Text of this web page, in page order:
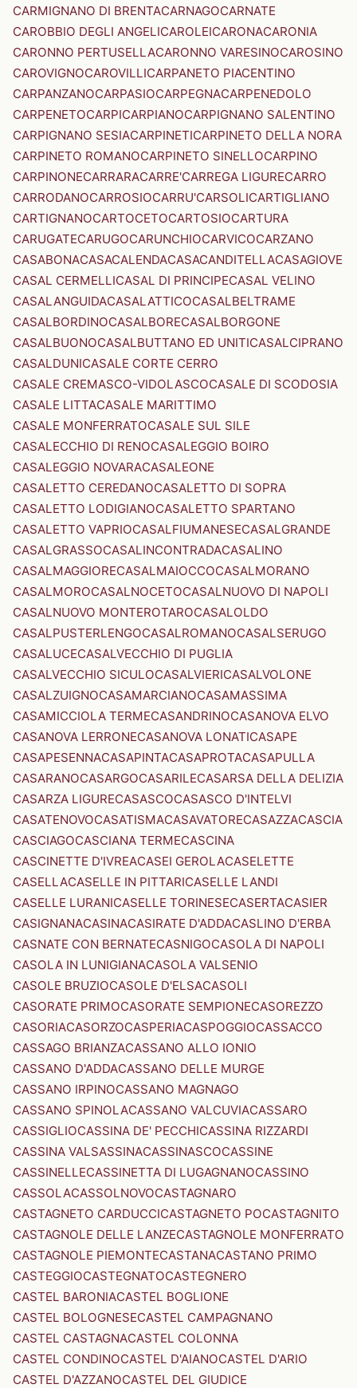
CARMIGNANO DI BRENTACARNAGOCARNATE
CAROBBIO DEGLI ANGELICAROLEICARONACARONIA
CARONNO PERTUSELLACARONNO VARESINOCAROSINO
CAROVIGNOCAROVILLICARPANETO PIACENTINO
CARPANZANOCARPASIOCARPEGNACARPENEDOLO
CARPENETOCARPICARPIANOCARPIGNANO SALENTINO
CARPIGNANO SESIACARPINETICARPINETO DELLA NORA
CARPINETO ROMANOCARPINETO SINELLOCARPINO
CARPINONECARRARACARRE'CARREGA LIGURECARRO
CARRODANOCARROSIOCARRU'CARSOLICARTIGLIANO
CARTIGNANOCARTOCETOCARTOSIOCARTURA
CARUGATECARUGOCARUNCHIOCARVICOCARZANO
CASABONACASACALENDACASACANDITELLACASAGIOVE
CASAL CERMELLICASAL DI PRINCIPECASAL VELINO
CASALANGUIDACASALATTICOCASALBELTRAME
CASALBORDINOCASALBORECASALBORGONE
CASALBUONOCASALBUTTANO ED UNITICASALCIPRANO
CASALDUNICASALE CORTE CERRO
CASALE CREMASCO-VIDOLASCOCASALE DI SCODOSIA
CASALE LITTACASALE MARITTIMO
CASALE MONFERRATOCASALE SUL SILE
CASALECCHIO DI RENOCASALEGGIO BOIRO
CASALEGGIO NOVARACASALEONE
CASALETTO CEREDANOCASALETTO DI SOPRA
CASALETTO LODIGIANOCASALETTO SPARTANO
CASALETTO VAPRIOCASALFIUMANESECASALGRANDE
CASALGRASSOCASALINCONTRADACASALINO
CASALMAGGIORECASALMAIOCCOCASALMORANO
CASALMOROCASALNOCETOCASALNUOVO DI NAPOLI
CASALNUOVO MONTEROTAROCASALOLDO
CASALPUSTERLENGOCASALROMANOCASALSERUGO
CASALUCECASALVECCHIO DI PUGLIA
CASALVECCHIO SICULOCASALVIERICASALVOLONE
CASALZUIGNOCASAMARCIANOCASAMASSIMA
CASAMICCIOLA TERMECASANDRINOCASANOVA ELVO
CASANOVA LERRONECASANOVA LONATICASAPE
CASAPESENNACASAPINTACASAPROTACASAPULLA
CASARANOCASARGOCASARILECASARSA DELLA DELIZIA
CASARZA LIGURECASASCOCASASCO D'INTELVI
CASATENOVOCASATISMACASAVATORECASAZZACASCIA
CASCIAGOCASCIANA TERMECASCINA
CASCINETTE D'IVREACASEI GEROLACASELETTE
CASELLACASELLE IN PITTARICASELLE LANDI
CASELLE LURANICASELLE TORINESECASERTACASIER
CASIGNANACASINACASIRATE D'ADDACASLINO D'ERBA
CASNATE CON BERNATECASNIGOCASOLA DI NAPOLI
CASOLA IN LUNIGIANACASOLA VALSENIO
CASOLE BRUZIOCASOLE D'ELSACASOLI
CASORATE PRIMOCASORATE SEMPIONECASOREZZO
CASORIACASORZOCASPERIACASPOGGIOCASSACCO
CASSAGO BRIANZACASSANO ALLO IONIO
CASSANO D'ADDACASSANO DELLE MURGE
CASSANO IRPINOCASSANO MAGNAGO
CASSANO SPINOLACASSANO VALCUVIACASSARO
CASSIGLIOCASSINA DE' PECCHICASSINA RIZZARDI
CASSINA VALSASSINACASSINASCOCASSINE
CASSINELLECASSINETTA DI LUGAGNANOCASSINO
CASSOLACASSOLNOVOCASTAGNARO
CASTAGNETO CARDUCCICASTAGNETO POCASTAGNITO
CASTAGNOLE DELLE LANZECASTAGNOLE MONFERRATO
CASTAGNOLE PIEMONTECASTANACASTANO PRIMO
CASTEGGIOCASTEGNATOCASTEGNERO
CASTEL BARONIACASTEL BOGLIONE
CASTEL BOLOGNESECASTEL CAMPAGNANO
CASTEL CASTAGNACASTEL COLONNA
CASTEL CONDINOCASTEL D'AIANOCASTEL D'ARIO
CASTEL D'AZZANOCASTEL DEL GIUDICE